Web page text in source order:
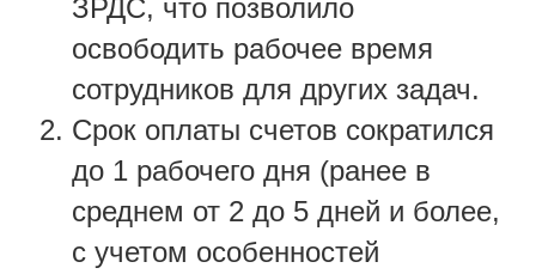
ЗРДС, что позволило
освободить рабочее время
сотрудников для других задач.
Срок оплаты счетов сократился
до 1 рабочего дня (ранее в
среднем от 2 до 5 дней и более,
с учетом особенностей